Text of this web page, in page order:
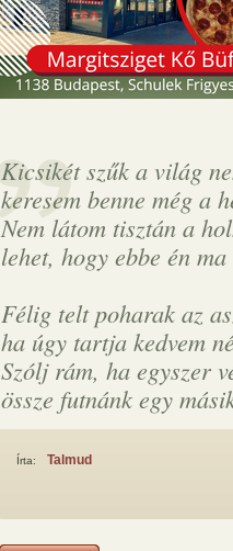
Kicsikét szűk a világ
keresem benne még a
Nem látom tisztán a
lehet, hogy ebbe én
Félig telt poharak az
ha úgy tartja kedvem
Szólj rám, ha egyszer
össze futnánk egy
Írta: Talmud